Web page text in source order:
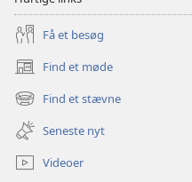
Få et besøg
Find et møde
(åbner
nyt
vindue)
Find et stævne
(åbner
nyt
vindue)
Seneste nyt
Videoer